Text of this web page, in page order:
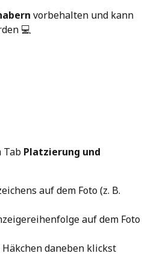
vorbehalten und kann
💻
Tab Platzierung und
auf dem Foto (z. B.
auf dem Foto
daneben klickst